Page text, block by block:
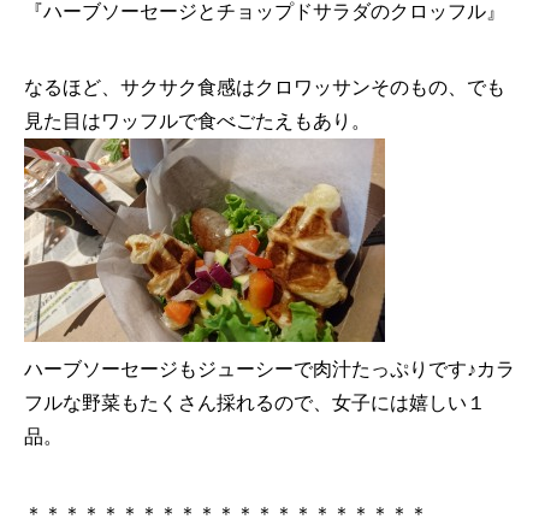
『ハーブソーセージとチョップドサラダのクロッフル』
なるほど、サクサク食感はクロワッサンそのもの、でも
見た目はワッフルで食べごたえもあり。
ハーブソーセージもジューシーで肉汁たっぷりです♪カラ
フルな野菜もたくさん採れるので、女子には嬉しい１
品。
＊＊＊＊＊＊＊＊＊＊＊＊＊＊＊＊＊＊＊＊＊